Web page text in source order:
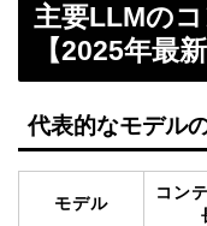
主要LLMの
【2025年最新
代表的なモデル
モデル
コン